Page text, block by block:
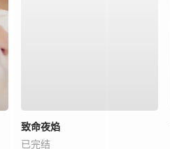
致命夜焰
已完结